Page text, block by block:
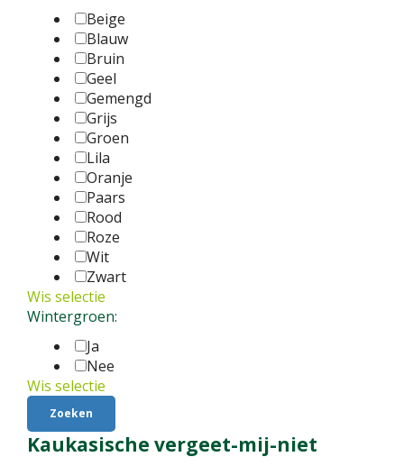
Beige
Blauw
Bruin
Geel
Gemengd
Grijs
Groen
Lila
Oranje
Paars
Rood
Roze
Wit
Zwart
Wis selectie
Wintergroen:
Ja
Nee
Wis selectie
Kaukasische vergeet-mij-niet